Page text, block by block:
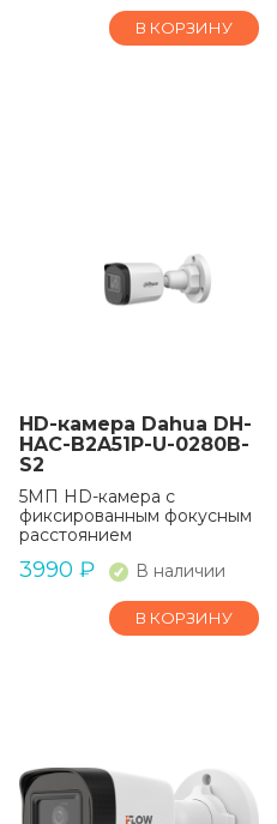
В КОРЗИНУ
HD-камера Dahua DH-
HAC-B2A51P-U-0280B-
S2
5МП HD-камера с
фиксированным фокусным
расстоянием
3990 ₽ В наличии
В КОРЗИНУ